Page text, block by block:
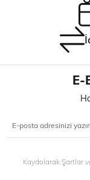
E-
Kaydolarak Şartlar